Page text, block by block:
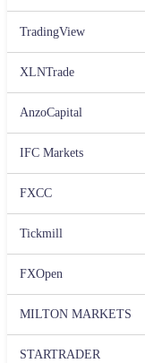
TradingView
XLNTrade
AnzoCapital
IFC Markets
FXCC
Tickmill
FXOpen
MILTON MARKETS
STARTRADER